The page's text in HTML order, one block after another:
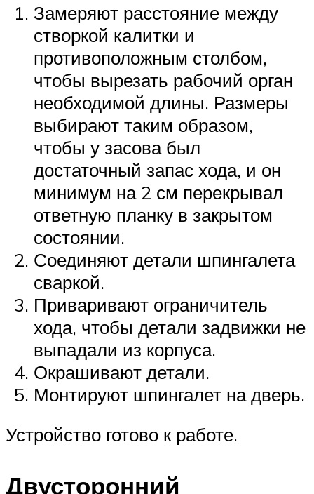
Замеряют расстояние между
створкой калитки и
противоположным столбом,
чтобы вырезать рабочий орган
необходимой длины. Размеры
выбирают таким образом,
чтобы у засова был
достаточный запас хода, и он
минимум на 2 см перекрывал
ответную планку в закрытом
состоянии.
Соединяют детали шпингалета
сваркой.
Приваривают ограничитель
хода, чтобы детали задвижки не
выпадали из корпуса.
Окрашивают детали.
Монтируют шпингалет на дверь.
Устройство готово к работе.
Двусторонний